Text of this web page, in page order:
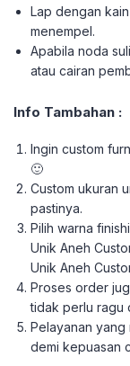
Lap dengan
menempel.
Apabila noda
atau cairan
Info Tambahan :
Ingin custom
🙂
Custom ukuran
pastinya.
Pilih warna
Unik Aneh
Unik Aneh
Proses order
tidak perlu ragu
Pelayanan yang
demi kepuasan